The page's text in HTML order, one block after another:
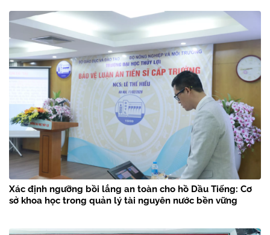
Xác định ngưỡng bồi lắng an toàn cho hồ Dầu Tiếng: Cơ
sở khoa học trong quản lý tài nguyên nước bền vững